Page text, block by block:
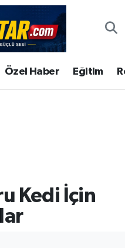
Özel Haber Eğitim
Kedi İçin